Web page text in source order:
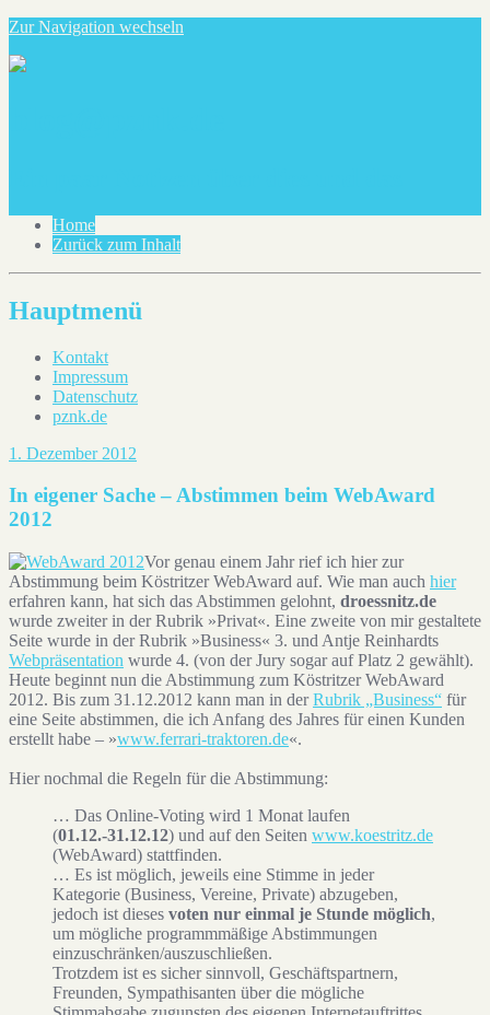
Zur Navigation wechseln
Home
Zurück zum Inhalt
Hauptmenü
Kontakt
Impressum
Datenschutz
pznk.de
1. Dezember 2012
In eigener Sache – Abstimmen beim WebAward
2012
Vor genau einem Jahr rief ich hier zur
Abstimmung beim Köstritzer WebAward auf. Wie man auch hier
erfahren kann, hat sich das Abstimmen gelohnt, droessnitz.de
wurde zweiter in der Rubrik »Privat«. Eine zweite von mir gestaltete
Seite wurde in der Rubrik »Business« 3. und Antje Reinhardts
Webpräsentation wurde 4. (von der Jury sogar auf Platz 2 gewählt).
Heute beginnt nun die Abstimmung zum Köstritzer WebAward
2012. Bis zum 31.12.2012 kann man in derRubrik „Business“ für
eine Seite abstimmen, die ich Anfang des Jahres für einen Kunden
erstellt habe – »www.ferrari-traktoren.de«.
Hier nochmal die Regeln für die Abstimmung:
… Das Online-Voting wird 1 Monat laufen
(01.12.-31.12.12) und auf den Seiten www.koestritz.de
(WebAward) stattfinden.
… Es ist möglich, jeweils eine Stimme in jeder
Kategorie (Business, Vereine, Private) abzugeben,
jedoch ist dieses voten nur einmal je Stunde möglich,
um mögliche programmmäßige Abstimmungen
einzuschränken/auszuschließen.
Trotzdem ist es sicher sinnvoll, Geschäftspartnern,
Freunden, Sympathisanten über die mögliche